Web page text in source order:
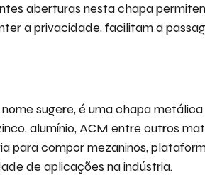
aberturas nesta chapa
a privacidade, facilitam a
sugere, é uma chapa
alumínio, ACM entre outros
para compor mezaninos,
de aplicações na indústria.